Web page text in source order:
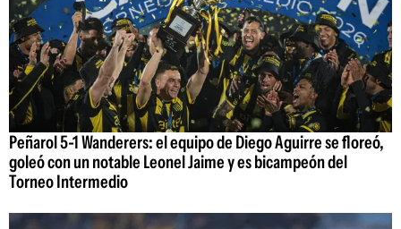
Peñarol 5-1 Wanderers: el equipo de Diego Aguirre se floreó,
goleó con un notable Leonel Jaime y es bicampeón del
Torneo Intermedio